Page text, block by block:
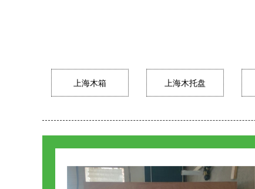
上海木箱 上海木托盘